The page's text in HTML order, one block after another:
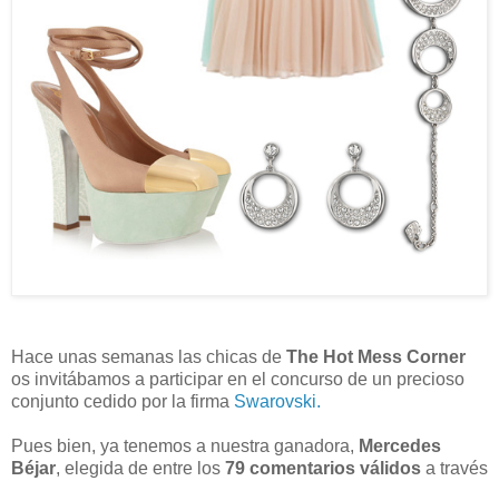
Hace unas semanas las chicas de The Hot Mess Corner
os invitábamos a participar en el concurso de un precioso
conjunto cedido por la firma Swarovski.
Pues bien, ya tenemos a nuestra ganadora, Mercedes
Béjar, elegida de entre los 79 comentarios válidos a través